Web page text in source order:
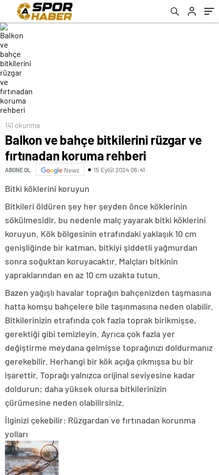
141 okunma
Balkon ve bahçe bitkilerini rüzgar ve
fırtınadan koruma rehberi
ABONE OL News 15 Eylül 2024 06:41
Bitki köklerini koruyun
Bitkileri öldüren şey her şeyden önce köklerinin
sökülmesidir, bu nedenle malç yayarak bitki köklerini
koruyun. Kök bölgesinin etrafındaki yaklaşık 10 cm
genişliğinde bir katman, bitkiyi şiddetli yağmurdan
sonra soğuktan koruyacaktır. Malçları bitkinin
yapraklarından en az 10 cm uzakta tutun.
Bazen yağışlı havalar toprağın bahçenizden taşmasına
hatta komşu bahçelere bile taşınmasına neden olabilir.
Bitkilerinizin etrafında çok fazla toprak birikmişse,
gerektiği gibi temizleyin. Ayrıca çok fazla yer
değiştirme meydana gelmişse toprağınızı doldurmanız
gerekebilir. Herhangi bir kök açığa çıkmışsa bu bir
işarettir. Toprağı yalnızca orijinal seviyesine kadar
doldurun; daha yüksek olursa bitkilerinizin
çürümesine neden olabilirsiniz.
İlginizi çekebilir: Rüzgardan ve fırtınadan korunma
yolları